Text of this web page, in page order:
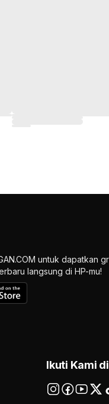
untuk dapatkan
langsung di HP-mu!
Ikuti Kami